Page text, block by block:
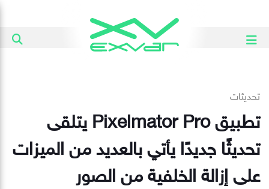
تحديثات
تطبيق Pixelmator Pro يتلقى
تحديثًا جديدًا يأتي بالعديد من الميزات
على إزالة الخلفية من الصور